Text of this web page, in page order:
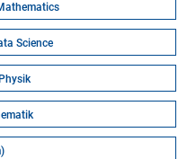
Science